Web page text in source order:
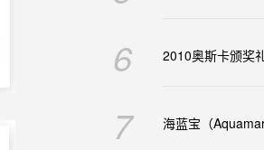
6 2010奥斯卡颁奖
7 海蓝宝（